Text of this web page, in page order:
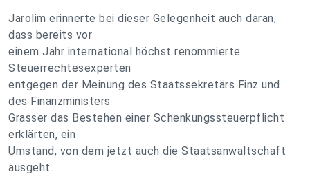
Jarolim erinnerte bei dieser Gelegenheit auch daran,
dass bereits vor
einem Jahr international höchst renommierte
Steuerrechtesexperten
entgegen der Meinung des Staatssekretärs Finz und
des Finanzministers
Grasser das Bestehen einer Schenkungssteuerpflicht
erklärten, ein
Umstand, von dem jetzt auch die Staatsanwaltschaft
ausgeht.